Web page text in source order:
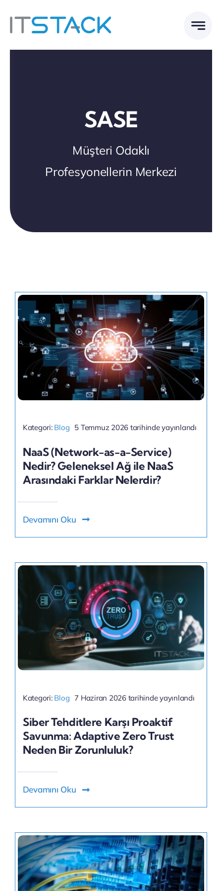
content
SASE
Müşteri Odaklı
Profesyonellerin Merkezi
Kategori: Blog 5 Temmuz 2026 tarihinde yayınlandı
NaaS (Network-as-a-Service)
Nedir? Geleneksel Ağ ile NaaS
Arasındaki Farklar Nelerdir?
Devamını Oku
Kategori: Blog 7 Haziran 2026 tarihinde yayınlandı
Siber Tehditlere Karşı Proaktif
Savunma: Adaptive Zero Trust
Neden Bir Zorunluluk?
Devamını Oku